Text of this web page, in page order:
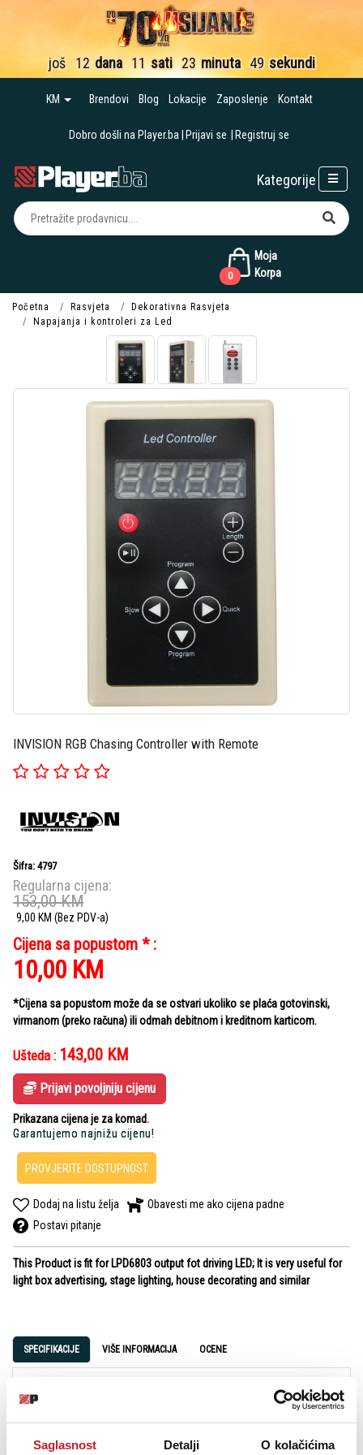
Saglasnost Detalji O kolačićima
još 12 dana 11 sati 23 minuta 49 sekundi
KM Brendovi Blog Lokacije Zaposlenje Kontakt
Dobro došli na Player.ba Prijavi se Registruj se
Moja
Korpa
0
Kategorije
Početna Rasvjeta
Dekorativna Rasvjeta
Napajanja i kontroleri za Led
INVISION RGB Chasing Controller with Remote
Šifra: 4797
Regularna cijena:
153,00KM
9,00 KM (Bez PDV-a)
Cijena sa popustom * :
10,00 KM
*Cijena sa popustom može da se ostvari ukoliko se plaća gotovinski,
virmanom (preko računa) ili odmah debitnom i kreditnom karticom.
Ušteda : 143,00 KM
Prijavi povoljniju cijenu
Prikazana cijena je za komad.
Garantujemo najnižu cijenu!
PROVJERITE DOSTUPNOST
Dodaj na listu želja
Obavesti me ako cijena padne
Postavi pitanje
This Product is fit for LPD6803 output fot driving LED; It is very useful for
light box advertising, stage lighting, house decorating and similar
SPECIFIKACIJE VIŠE INFORMACIJA OCENE
Inpud Voltage: DC12V
Working temperature: -20-60°C